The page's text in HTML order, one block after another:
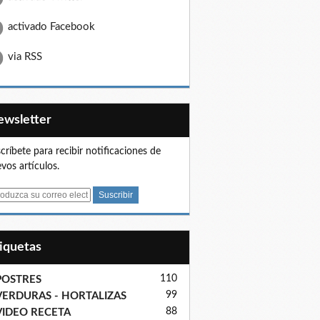
activado Facebook
via RSS
para recibir notificaciones de
artículos.
110
- HORTALIZAS 99
RECETA 88